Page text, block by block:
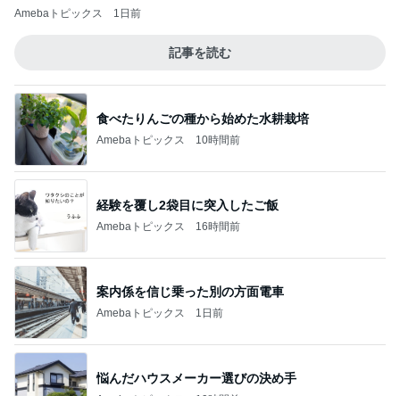
Amebaトピックス 1日前
記事を読む
食べたりんごの種から始めた水耕栽培
Amebaトピックス 10時間前
経験を覆し2袋目に突入したご飯
Amebaトピックス 16時間前
案内係を信じ乗った別の方面電車
Amebaトピックス 1日前
悩んだハウスメーカー選びの決め手